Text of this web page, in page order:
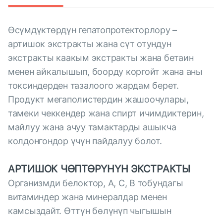
Өсүмдүктөрдүн гепатопротекторлору –
артишок экстракты жана сүт отундун
экстракты каакым экстракты жана бетаин
менен айкалышып, боорду коргойт жана аны
токсиндерден тазалоого жардам берет.
Продукт мегаполистердин жашоочулары,
тамеки чеккендер жана спирт ичимдиктерин,
майлуу жана ачуу тамактарды ашыкча
колдонгондор үчүн пайдалуу болот.
АРТИШОК ЧӨПТӨРҮНҮН ЭКСТРАКТЫ
Организмди белоктор, А, С, В тобундагы
витаминдер жана минералдар менен
камсыздайт. Өттүн бөлүнүп чыгышын